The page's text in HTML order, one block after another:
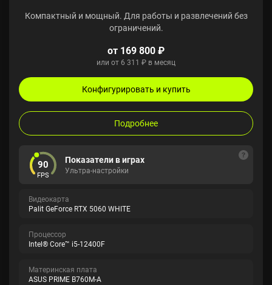
Компактный и мощный. Для работы и развлечений без
ограничений.
от 169 800 ₽
или от 6 311 ₽ в месяц
Конфигурировать и купить
Подробнее
90
FPS
Показатели в играх
Ультра-настройки
Видеокарта
Palit GeForce RTX 5060 WHITE
Процессор
Intel® Core™ i5-12400F
Материнская плата
ASUS PRIME B760M-A